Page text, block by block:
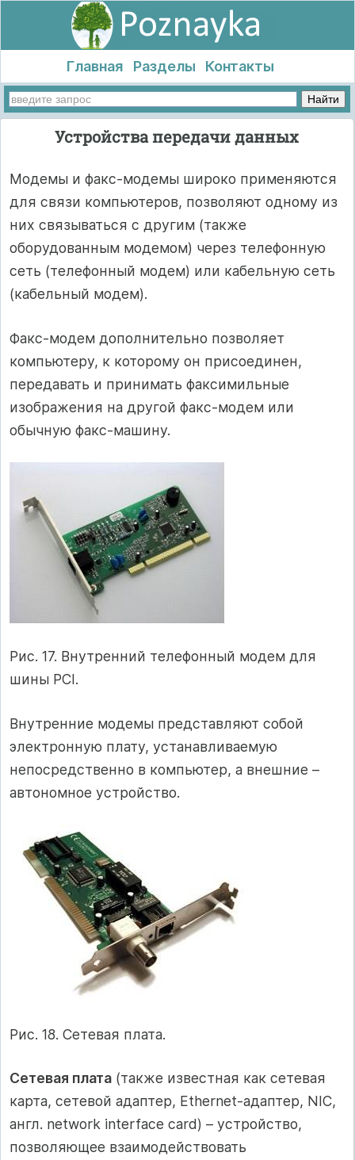
Главная Разделы Контакты
Устройства передачи данных
Модемы и факс-модемы широко применяются
для связи компьютеров, позволяют одному из
них связываться с другим (также
оборудованным модемом) через телефонную
сеть (телефонный модем) или кабельную сеть
(кабельный модем).
Факс-модем дополнительно позволяет
компьютеру, к которому он присоединен,
передавать и принимать факсимильные
изображения на другой факс-модем или
обычную факс-машину.
Рис. 17. Внутренний телефонный модем для
шины PCI.
Внутренние модемы представляют собой
электронную плату, устанавливаемую
непосредственно в компьютер, а внешние –
автономное устройство.
Рис. 18. Сетевая плата.
Сетевая плата (также известная как сетевая
карта, сетевой адаптер, Ethernet-адаптер, NIC,
англ. network interface card) – устройство,
позволяющее взаимодействовать